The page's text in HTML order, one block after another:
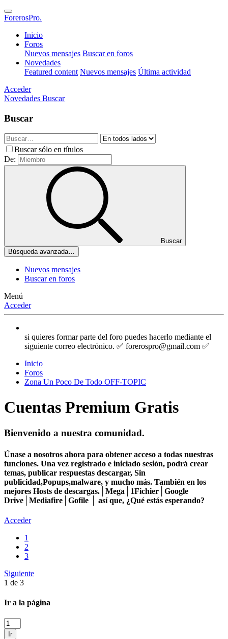
ForerosPro.
Inicio
Foros
Nuevos mensajes Buscar en foros
Novedades
Featured content Nuevos mensajes Última actividad
Acceder
Novedades Buscar
Buscar
Buscar sólo en títulos
De:
Buscar
Búsqueda avanzada…
Nuevos mensajes
Buscar en foros
Menú
Acceder
si quieres formar parte del foro puedes hacerlo mediante el
siguiente correo electrónico. ✅ forerospro@gmail.com ✅
Inicio
Foros
Zona Un Poco De Todo OFF-TOPIC
Cuentas Premium Gratis
Bienvenido a nuestra comunidad.
Únase a nosotros ahora para obtener acceso a todas nuestras
funciones. Una vez registrado e iniciado sesión, podrá crear
temas, publicar respuestas descargar, Sin
publicidad,Popups,malware, y mucho más. También en los
mejores Hosts de descargas.│Mega│1Fichier│Google
Drive│Mediafire│Gofile │ así que, ¿Qué estás esperando?
Acceder
1
2
3
Siguiente
1 de 3
Ir a la página
Ir